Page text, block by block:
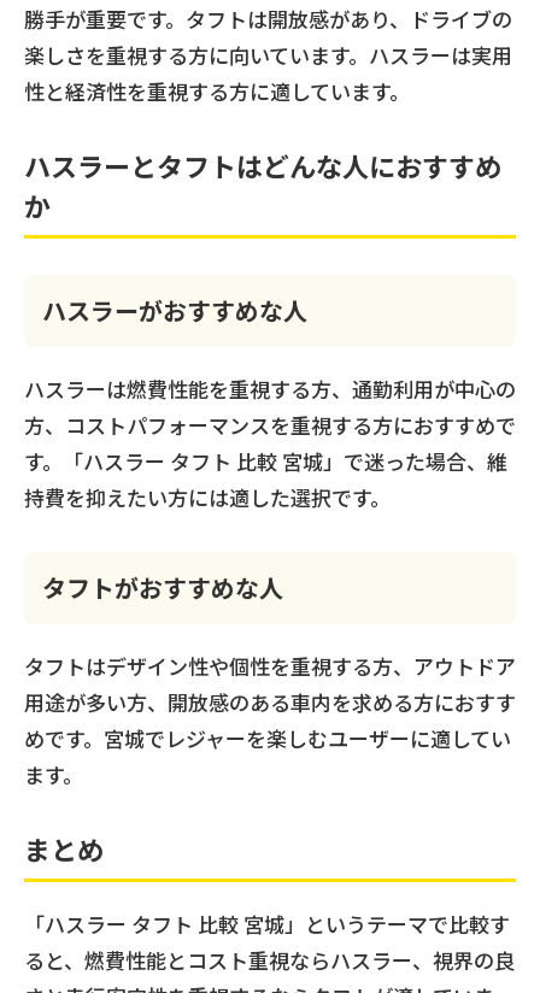
勝手が重要です。タフトは開放感があり、ドライブの
楽しさを重視する方に向いています。ハスラーは実用
性と経済性を重視する方に適しています。
ハスラーとタフトはどんな人におすすめ
か
ハスラーがおすすめな人
ハスラーは燃費性能を重視する方、通勤利用が中心の
方、コストパフォーマンスを重視する方におすすめで
す。「ハスラー タフト 比較 宮城」で迷った場合、維
持費を抑えたい方には適した選択です。
タフトがおすすめな人
タフトはデザイン性や個性を重視する方、アウトドア
用途が多い方、開放感のある車内を求める方におすす
めです。宮城でレジャーを楽しむユーザーに適してい
ます。
まとめ
「ハスラー タフト 比較 宮城」というテーマで比較す
ると、燃費性能とコスト重視ならハスラー、視界の良